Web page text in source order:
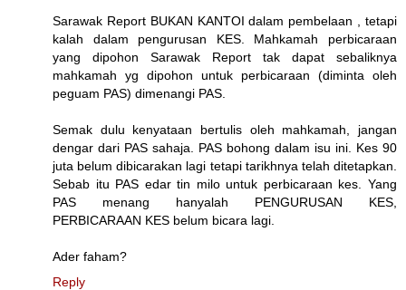
Sarawak Report BUKAN KANTOI dalam pembelaan , tetapi
kalah dalam pengurusan KES. Mahkamah perbicaraan
yang dipohon Sarawak Report tak dapat sebaliknya
mahkamah yg dipohon untuk perbicaraan (diminta oleh
peguam PAS) dimenangi PAS.
Semak dulu kenyataan bertulis oleh mahkamah, jangan
dengar dari PAS sahaja. PAS bohong dalam isu ini. Kes 90
juta belum dibicarakan lagi tetapi tarikhnya telah ditetapkan.
Sebab itu PAS edar tin milo untuk perbicaraan kes. Yang
PAS menang hanyalah PENGURUSAN KES,
PERBICARAAN KES belum bicara lagi.
Ader faham?
Reply